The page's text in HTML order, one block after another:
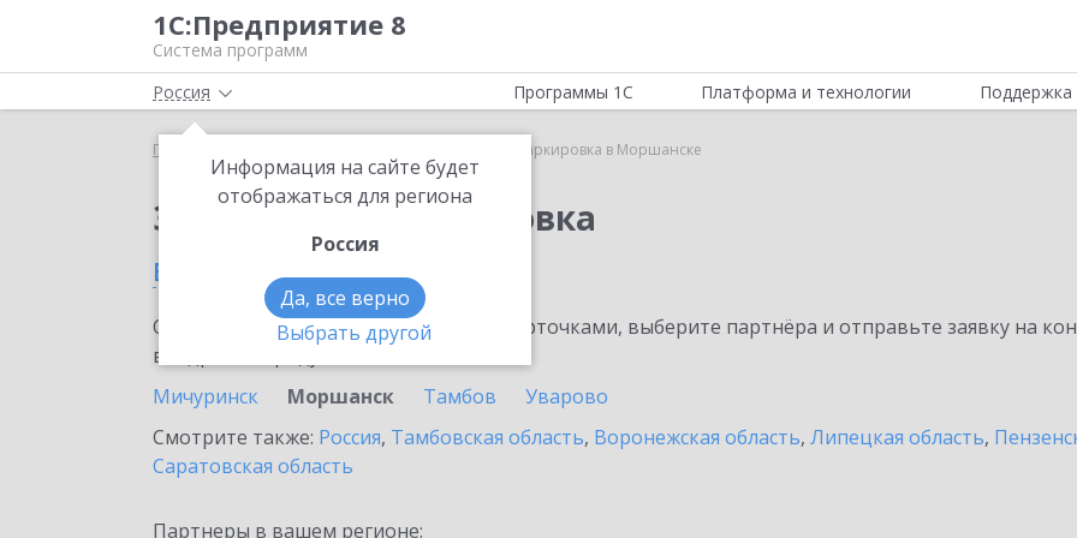
1С:Предприятие 8
Система программ
Россия
Информация на сайте будет
отображаться для региона
Россия
Да, все верно
Выбрать другой
Программы 1С Платформа и технологии Поддержка
Главная 1С:Маркировка в Моршанске
Заказать 1С:Маркировка
в Моршанске
Ознакомьтесь с информационными карточками, выберите партнёра и отправьте заявку на
внедрение продукта.
Мичуринск
Моршанск Тамбов
Уварово
Смотрите также: Россия, Тамбовская область, Воронежская область, Липецкая область,
Саратовская область
Партнеры в вашем регионе: